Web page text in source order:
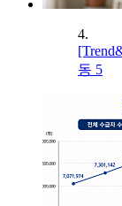
4.
동 5